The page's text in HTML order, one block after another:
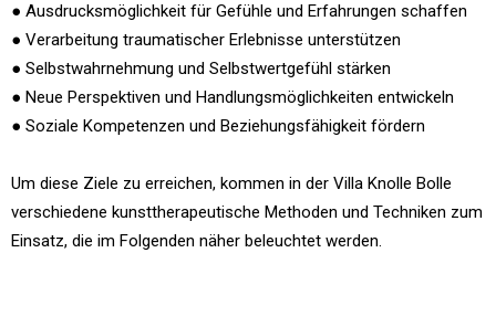
● Ausdrucksmöglichkeit für Gefühle und Erfahrungen schaffen
● Verarbeitung traumatischer Erlebnisse unterstützen
● Selbstwahrnehmung und Selbstwertgefühl stärken
● Neue Perspektiven und Handlungsmöglichkeiten entwickeln
● Soziale Kompetenzen und Beziehungsfähigkeit fördern
Um diese Ziele zu erreichen, kommen in der Villa Knolle Bolle
verschiedene kunsttherapeutische Methoden und Techniken zum
Einsatz, die im Folgenden näher beleuchtet werden.